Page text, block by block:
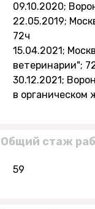
09.10.2020;
22.05.2019;
72ч
15.04.2021;
ветеринарии";
30.12.2021;
в органическом
Общий стаж
59